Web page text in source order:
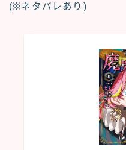
(※ネタバレあり)